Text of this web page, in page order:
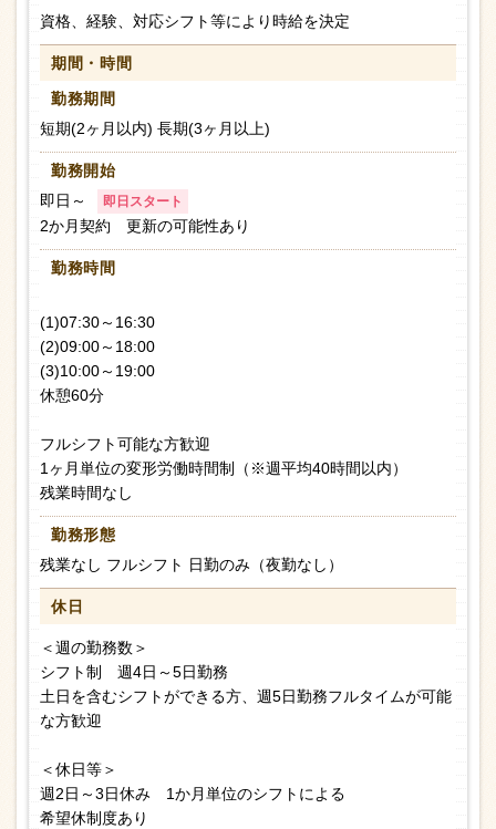
資格、経験、対応シフト等により時給を決定
期間・時間
勤務期間
短期(2ヶ月以内) 長期(3ヶ月以上)
勤務開始
即日～
即日スタート
2か月契約 更新の可能性あり
勤務時間
(1)07:30～16:30
(2)09:00～18:00
(3)10:00～19:00
休憩60分
フルシフト可能な方歓迎
1ヶ月単位の変形労働時間制（※週平均40時間以内）
残業時間なし
勤務形態
残業なし フルシフト 日勤のみ（夜勤なし）
休日
＜週の勤務数＞
シフト制 週4日～5日勤務
土日を含むシフトができる方、週5日勤務フルタイムが可能
な方歓迎
＜休日等＞
週2日～3日休み 1か月単位のシフトによる
希望休制度あり